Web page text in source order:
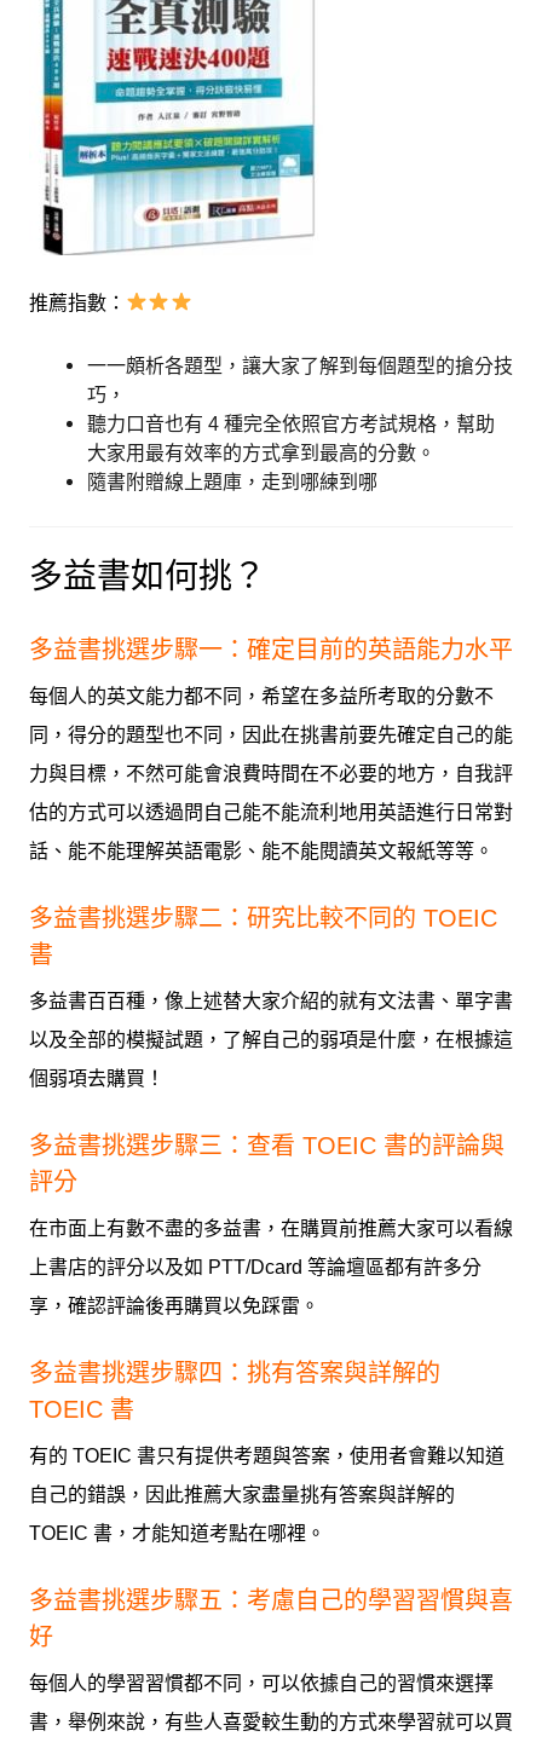
推薦指數：
一一頗析各題型，讓大家了解到每個題型的搶分技
巧，
聽力口音也有 4 種完全依照官方考試規格，幫助
大家用最有效率的方式拿到最高的分數。
隨書附贈線上題庫，走到哪練到哪
多益書如何挑？
多益書挑選步驟一：確定目前的英語能力水平
每個人的英文能力都不同，希望在多益所考取的分數不
同，得分的題型也不同，因此在挑書前要先確定自己的能
力與目標，不然可能會浪費時間在不必要的地方，自我評
估的方式可以透過問自己能不能流利地用英語進行日常對
話、能不能理解英語電影、能不能閱讀英文報紙等等。
多益書挑選步驟二：研究比較不同的 TOEIC
書
多益書百百種，像上述替大家介紹的就有文法書、單字書
以及全部的模擬試題，了解自己的弱項是什麼，在根據這
個弱項去購買！
多益書挑選步驟三：查看 TOEIC 書的評論與
評分
在市面上有數不盡的多益書，在購買前推薦大家可以看線
上書店的評分以及如 PTT/Dcard 等論壇區都有許多分
享，確認評論後再購買以免踩雷。
多益書挑選步驟四：挑有答案與詳解的
TOEIC 書
有的 TOEIC 書只有提供考題與答案，使用者會難以知道
自己的錯誤，因此推薦大家盡量挑有答案與詳解的
TOEIC 書，才能知道考點在哪裡。
多益書挑選步驟五：考慮自己的學習習慣與喜
好
每個人的學習習慣都不同，可以依據自己的習慣來選擇
書，舉例來說，有些人喜愛較生動的方式來學習就可以買